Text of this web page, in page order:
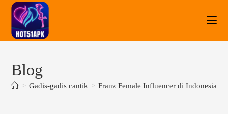
Blog
> Gadis-gadis cantik > Franz Female Influencer di Indonesia